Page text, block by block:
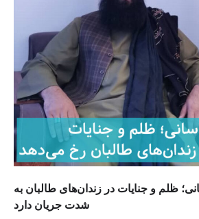
ظلم و جنایات در زندان‌های طالبان به
شدت جریان دارد